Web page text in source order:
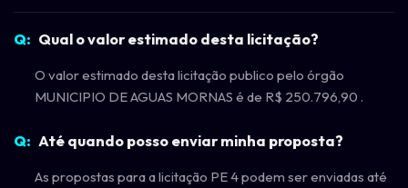
Qual o valor estimado desta licitação?
O valor estimado desta licitação publico pelo órgão
MUNICIPIO DE AGUAS MORNAS é de R$ 250.796,90 .
Até quando posso enviar minha proposta?
As propostas para a licitação PE 4 podem ser enviadas até